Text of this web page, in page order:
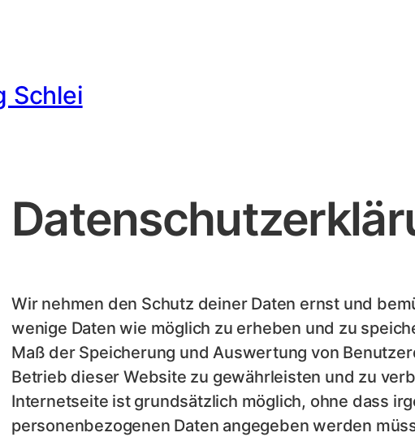
Schlei
Wir nehmen den Schutz deiner Daten ernst und
wenige Daten wie möglich zu erheben und zu
Maß der Speicherung und Auswertung von
Betrieb dieser Website zu gewährleisten und zu
Internetseite ist grundsätzlich möglich, ohne dass
personenbezogenen Daten angegeben werden